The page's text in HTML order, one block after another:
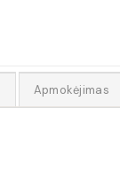
Apmokėjimas